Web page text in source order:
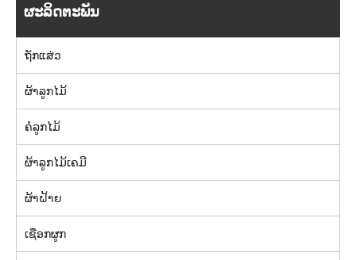
ຜະລິດຕະພັນ
ຖັກແສ່ວ
ຜ້າລູກໄມ້
ຄໍລູກໄມ້
ຜ້າລູກໄມ້ເຄມີ
ຜ້າຝ້າຍ
ເຊືອກຜູກ